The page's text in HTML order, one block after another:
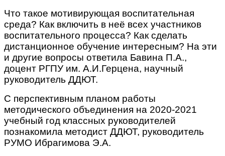
Что такое мотивирующая воспитательная
среда? Как включить в неё всех участников
воспитательного процесса? Как сделать
дистанционное обучение интересным? На эти
и другие вопросы ответила Бавина П.А.,
доцент РГПУ им. А.И.Герцена, научный
руководитель ДДЮТ.
С перспективным планом работы
методического объединения на 2020-2021
учебный год классных руководителей
познакомила методист ДДЮТ, руководитель
РУМО Ибрагимова Э.А.